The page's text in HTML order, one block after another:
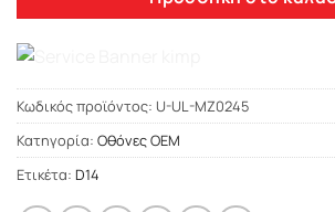
Κωδικός προϊόντος: U-UL-MZ0245
Κατηγορία: Οθόνες OEM
Ετικέτα: D14